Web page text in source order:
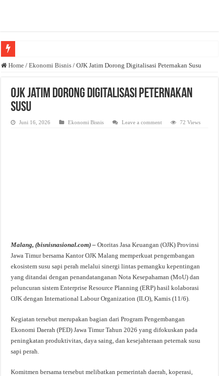
Anda butuh promosi usaha? Kontak ke Email redaksi@bisnisnasional.com
Dibutuhkan Marketing. Lamaran di-email ke redaksi@bisnisnasional.com
Home / Ekonomi Bisnis / OJK Jatim Dorong Digitalisasi Peternakan Susu
OJK Jatim Dorong Digitalisasi Peternakan
Susu
Juni 16, 2026 Ekonomi Bisnis Leave a comment 72 Views
Malang, (bisnisnasional.com) – Otoritas Jasa Keuangan (OJK) Provinsi
Jawa Timur bersama Kantor OJK Malang memperkuat pengembangan
ekosistem susu sapi perah melalui sinergi lintas pemangku kepentingan
yang ditandai dengan penandatanganan Nota Kesepahaman (MoU) dan
peluncuran sistem Enterprise Resource Planning (ERP) hasil kolaborasi
OJK dengan International Labour Organization (ILO), Kamis (11/6).
Kegiatan tersebut merupakan bagian dari Program Pengembangan
Ekonomi Daerah (PED) Jawa Timur Tahun 2026 yang difokuskan pada
peningkatan produktivitas, daya saing, dan kesejahteraan peternak susu
sapi perah.
Komitmen bersama tersebut melibatkan pemerintah daerah, koperasi,